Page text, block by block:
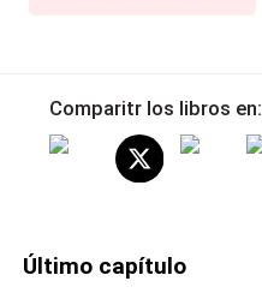
Comparitr los libros en:
Último capítulo